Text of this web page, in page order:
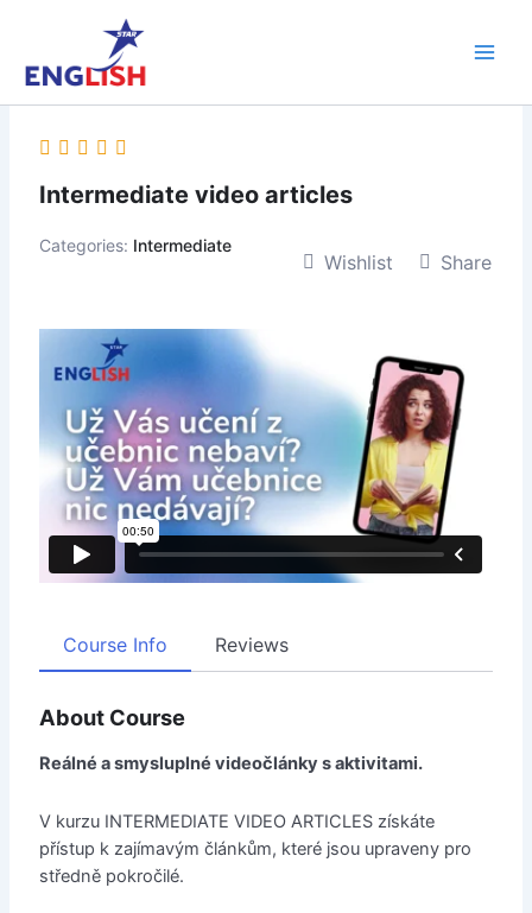
content
Intermediate video articles
Categories: Intermediate
Wishlist Share
Course Info Reviews
About Course
Reálné a smysluplné videočlánky s aktivitami.
V kurzu INTERMEDIATE VIDEO ARTICLES získáte
přístup k zajímavým článkům, které jsou upraveny pro
středně pokročilé.